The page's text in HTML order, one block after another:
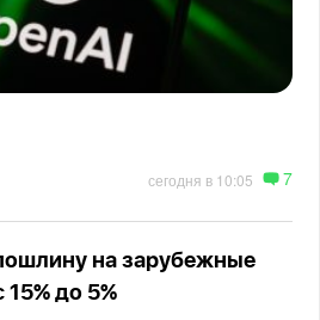
сегодня в 10:05 7
на зарубежные
до 5%